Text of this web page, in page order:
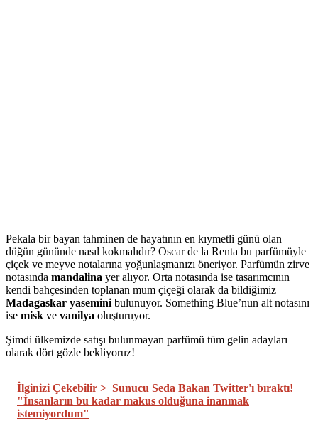
Pekala bir bayan tahminen de hayatının en kıymetli günü olan
düğün gününde nasıl kokmalıdır? Oscar de la Renta bu parfümüyle
çiçek ve meyve notalarına yoğunlaşmanızı öneriyor. Parfümün zirve
notasında mandalina yer alıyor. Orta notasında ise tasarımcının
kendi bahçesinden toplanan mum çiçeği olarak da bildiğimiz
Madagaskar yasemini bulunuyor. Something Blue’nun alt notasını
ise misk ve vanilya oluşturuyor.
Şimdi ülkemizde satışı bulunmayan parfümü tüm gelin adayları
olarak dört gözle bekliyoruz!
İlginizi Çekebilir > Sunucu Seda Bakan Twitter'ı bıraktı!
"İnsanların bu kadar makus olduğuna inanmak
istemiyordum"